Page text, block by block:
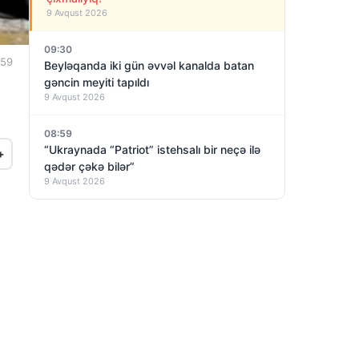
9 Avqust 2026
09:30
Beyləqanda iki gün əvvəl kanalda batan
gəncin meyiti tapıldı
9 Avqust 2026
08:59
“Ukraynada “Patriot” istehsalı bir neçə ilə
qədər çəkə bilər”
9 Avqust 2026